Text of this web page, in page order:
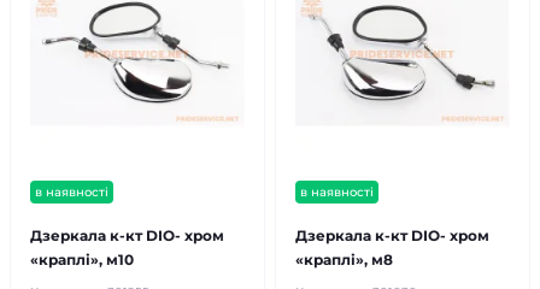
в наявності
Дзеркала к-кт DIO- хром
«краплі», м10
в наявності
Дзеркала к-кт DIO- хром
«краплі», м8